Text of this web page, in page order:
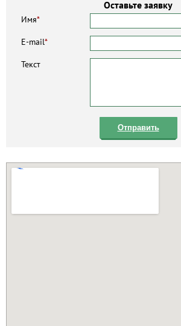
Оставьте заявку
Имя*
E-mail*
Текст
Отправить